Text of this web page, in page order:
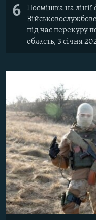
6
Посмішка на лінії
під час перекуру
область, 3 січня